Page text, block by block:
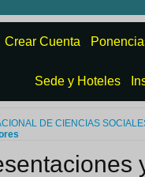
Crear Cuenta
Sede y Hoteles
DE CIENCIAS